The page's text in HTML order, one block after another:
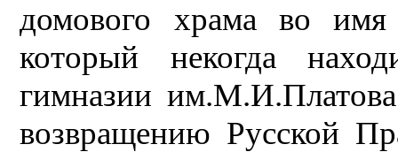
домового храма во
который некогда
гимназии
возвращению Русской